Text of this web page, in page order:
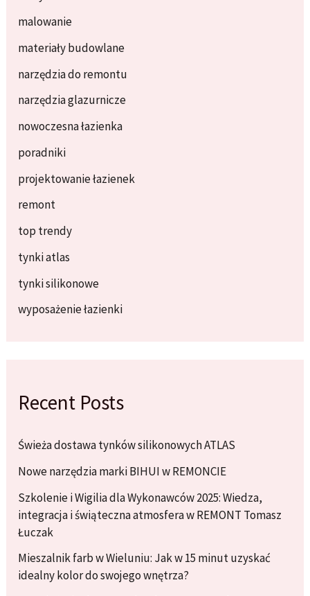
malowanie
materiały budowlane
narzędzia do remontu
narzędzia glazurnicze
nowoczesna łazienka
poradniki
projektowanie łazienek
remont
top trendy
tynki atlas
tynki silikonowe
wyposażenie łazienki
Recent Posts
Świeża dostawa tynków silikonowych ATLAS
Nowe narzędzia marki BIHUI w REMONCIE
Szkolenie i Wigilia dla Wykonawców 2025: Wiedza,
integracja i świąteczna atmosfera w REMONT Tomasz
Łuczak
Mieszalnik farb w Wieluniu: Jak w 15 minut uzyskać
idealny kolor do swojego wnętrza?